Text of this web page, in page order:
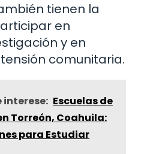
tienen la
en
y en
comunitaria.
interese: Escuelas de
Torreón, Coahuila:
para Estudiar